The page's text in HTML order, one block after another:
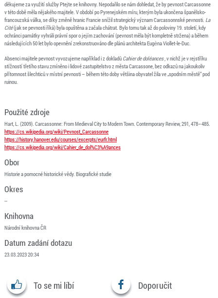
děkujeme za využití služby Ptejte se knihovny. Nepodařilo se nám dohledat, že by pevnost Carcassonne
v této době měla nějakého majitele. V období po Pyrenejském míru, kterým byla ukončena španělsko-
francouzská válka, se díky změně hranic Francie snížil strategický význam Carcassonnské pevnosti. La
Cité(jak se pevnosti říká) byla opuštěna a začala chátrat. Bylo tomu tak až do poloviny 19. století, kdy
ochránci památky vyhráli právní spor o jejím zachování (pevnost měla být kompletně stržena) a během
následujících 50 let bylo opevnění zrekonstruováno dle plánů architekta Eugèna Viollet-le-Duc.
Absenci majitele pevnost vyvozujeme například i z dokladů Cahier de doléances, v nichž je v rejstříku
stížností třetího stavu zmíněno i lidové zastupitelstvo z města Carcassone, bez odkazů na jakoukoliv
přítomnost šlechticů v místní pevnosti – během této doby většina obyvatel žila ve „spodním městě“ pod
ruinou.
Použité zdroje
Hart, L. (2009). Carcassonne: From Medieval City to Modern Town. Contemporary Review, 291, 478–485.
https://cs.wikipedia.org/wiki/Pevnost_Carcassonne
https://history.hanover.edu/courses/excerpts/eurfr.html
https://cs.wikipedia.org/wiki/Cahier_de_dol%C3%A9ances
Obor
Historie a pomocné historické vědy. Biografické studie
Okres
--
Knihovna
Národní knihovna ČR
Datum zadání dotazu
23.03.2023 20:34
To se mi líbí Doporučit